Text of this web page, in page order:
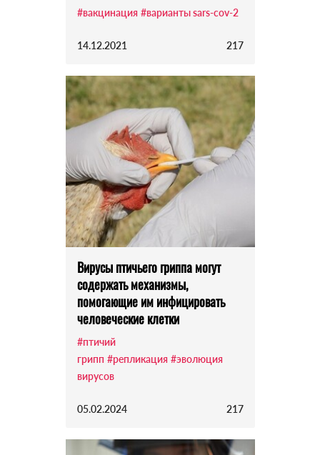
#вакцинация #варианты sars-cov-2
14.12.2021 217
Вирусы птичьего гриппа могут
содержать механизмы,
помогающие им инфицировать
человеческие клетки
#птичий
грипп #репликация #эволюция
вирусов
05.02.2024 217